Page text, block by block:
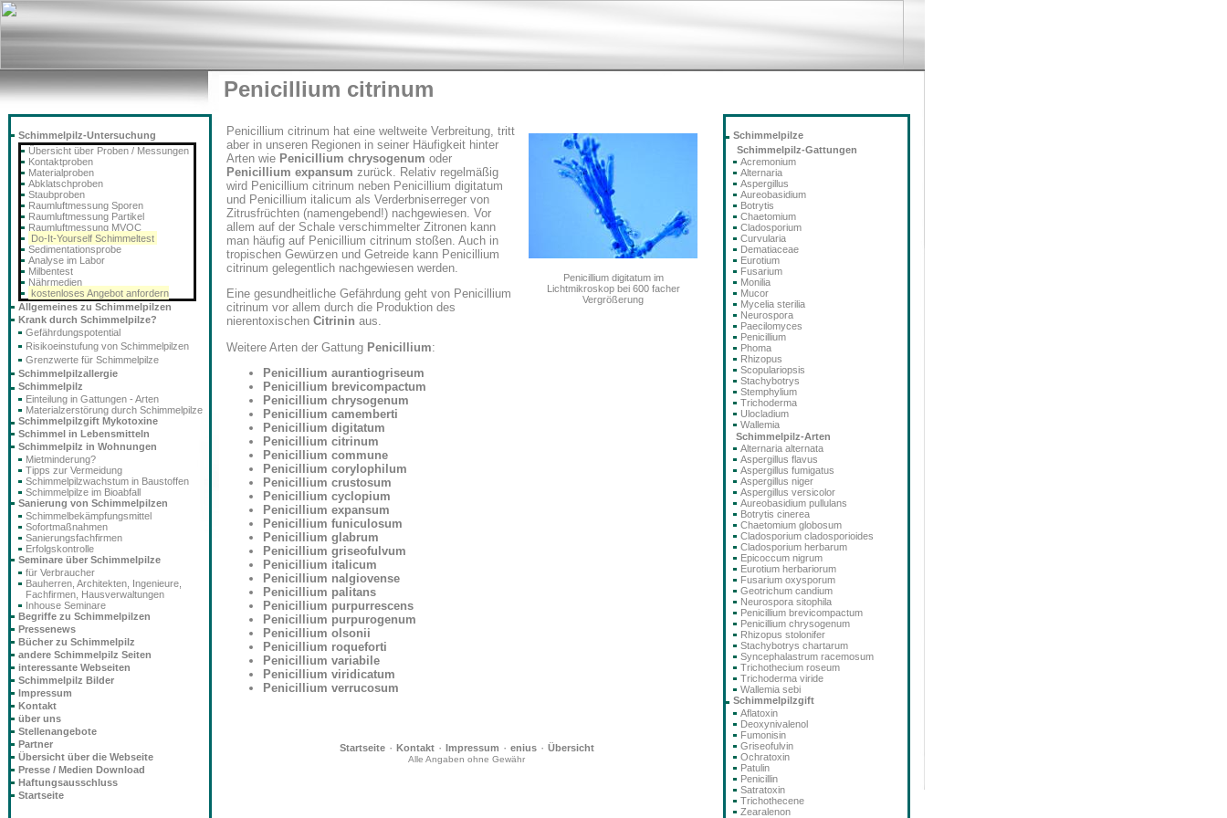
Penicillium citrinum
Penicillium digitatum im
Lichtmikroskop bei 600 facher
Vergrößerung
Penicillium citrinum hat eine weltweite Verbreitung, tritt
aber in unseren Regionen in seiner Häufigkeit hinter
Arten wie Penicillium chrysogenum oder
Penicillium expansum zurück. Relativ regelmäßig
wird Penicillium citrinum neben Penicillium digitatum
und Penicillium italicum als Verderbniserreger von
Zitrusfrüchten (namengebend!) nachgewiesen. Vor
allem auf der Schale verschimmelter Zitronen kann
man häufig auf Penicillium citrinum stoßen. Auch in
tropischen Gewürzen und Getreide kann Penicillium
citrinum gelegentlich nachgewiesen werden.
Eine gesundheitliche Gefährdung geht von Penicillium
citrinum vor allem durch die Produktion des
nierentoxischen Citrinin aus.
Weitere Arten der Gattung Penicillium:
Penicillium aurantiogriseum
Penicillium brevicompactum
Penicillium chrysogenum
Penicillium camemberti
Penicillium digitatum
Penicillium citrinum
Penicillium commune
Penicillium corylophilum
Penicillium crustosum
Penicillium cyclopium
Penicillium expansum
Penicillium funiculosum
Penicillium glabrum
Penicillium griseofulvum
Penicillium italicum
Penicillium nalgiovense
Penicillium palitans
Penicillium purpurrescens
Penicillium purpurogenum
Penicillium olsonii
Penicillium roqueforti
Penicillium variabile
Penicillium viridicatum
Penicillium verrucosum
Startseite· Kontakt· Impressum · enius· Übersicht
Alle Angaben ohne Gewähr
Schimmelpilz-Untersuchung
Übersicht über Proben / Messungen
Kontaktproben
Materialproben
Abklatschproben
Staubproben
Raumluftmessung Sporen
Raumluftmessung Partikel
Raumluftmessung MVOC
Do-It-Yourself Schimmeltest
Sedimentationsprobe
Analyse im Labor
Milbentest
Nährmedien
kostenloses Angebot anfordern
Allgemeines zu Schimmelpilzen
Krank durch Schimmelpilze?
Gefährdungspotential
Risikoeinstufung von Schimmelpilzen
Grenzwerte für Schimmelpilze
Schimmelpilzallergie
Schimmelpilz
Einteilung in Gattungen - Arten
Materialzerstörung durch Schimmelpilze
Schimmelpilzgift Mykotoxine
Schimmel in Lebensmitteln
Schimmelpilz in Wohnungen
Mietminderung?
Tipps zur Vermeidung
Schimmelpilzwachstum in Baustoffen
Schimmelpilze im Bioabfall
Sanierung von Schimmelpilzen
Schimmelbekämpfungsmittel
Sofortmaßnahmen
Sanierungsfachfirmen
Erfolgskontrolle
Seminare über Schimmelpilze
für Verbraucher
Bauherren, Architekten, Ingenieure,
Fachfirmen, Hausverwaltungen
Inhouse Seminare
Begriffe zu Schimmelpilzen
Pressenews
Bücher zu Schimmelpilz
andere Schimmelpilz Seiten
interessante Webseiten
Schimmelpilz Bilder
Impressum
Kontakt
über uns
Stellenangebote
Partner
Übersicht über die Webseite
Presse / Medien Download
Haftungsausschluss
Startseite
Schimmelpilze
Schimmelpilz-Gattungen
Acremonium
Alternaria
Aspergillus
Aureobasidium
Botrytis
Chaetomium
Cladosporium
Curvularia
Dematiaceae
Eurotium
Fusarium
Monilia
Mucor
Mycelia sterilia
Neurospora
Paecilomyces
Penicillium
Phoma
Rhizopus
Scopulariopsis
Stachybotrys
Stemphylium
Trichoderma
Ulocladium
Wallemia
Schimmelpilz-Arten
Alternaria alternata
Aspergillus flavus
Aspergillus fumigatus
Aspergillus niger
Aspergillus versicolor
Aureobasidium pullulans
Botrytis cinerea
Chaetomium globosum
Cladosporium cladosporioides
Cladosporium herbarum
Epicoccum nigrum
Eurotium herbariorum
Fusarium oxysporum
Geotrichum candium
Neurospora sitophila
Penicillium brevicompactum
Penicillium chrysogenum
Rhizopus stolonifer
Stachybotrys chartarum
Syncephalastrum racemosum
Trichothecium roseum
Trichoderma viride
Wallemia sebi
Schimmelpilzgift
Aflatoxin
Deoxynivalenol
Fumonisin
Griseofulvin
Ochratoxin
Patulin
Penicillin
Satratoxin
Trichothecene
Zearalenon